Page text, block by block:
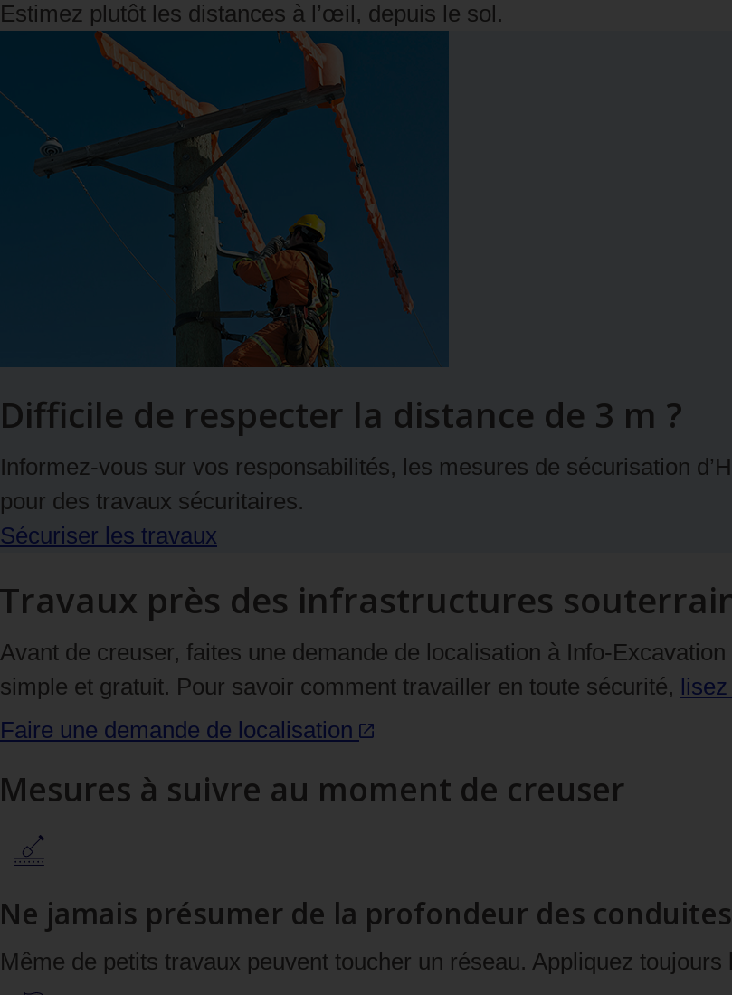
Estimez plutôt les distances à l’œil, depuis le sol.
Difficile de respecter la distance de 3 m ?
Informez-vous sur vos responsabilités, les mesures de sécurisation
pour des travaux sécuritaires.
Sécuriser les travaux
Travaux près des infrastructures
Avant de creuser, faites une demande de localisation à Info-
simple et gratuit. Pour savoir comment travailler en toute sécurité,
Faire une demande de localisation
Mesures à suivre au moment de creuser
Ne jamais présumer de la profondeur des conduites
Même de petits travaux peuvent toucher un réseau. Appliquez toujours